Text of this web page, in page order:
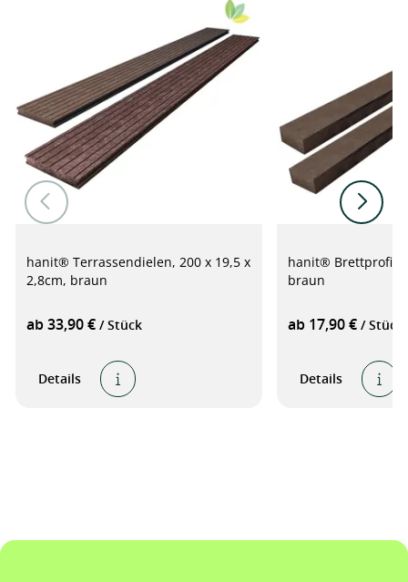
hanit® Terrassendielen, 200 x 19,5 x
2,8cm, braun
ab 33,90 € / Stück
Details
hanit® Brettprofil,
braun
ab 17,90 € / Stück
Details